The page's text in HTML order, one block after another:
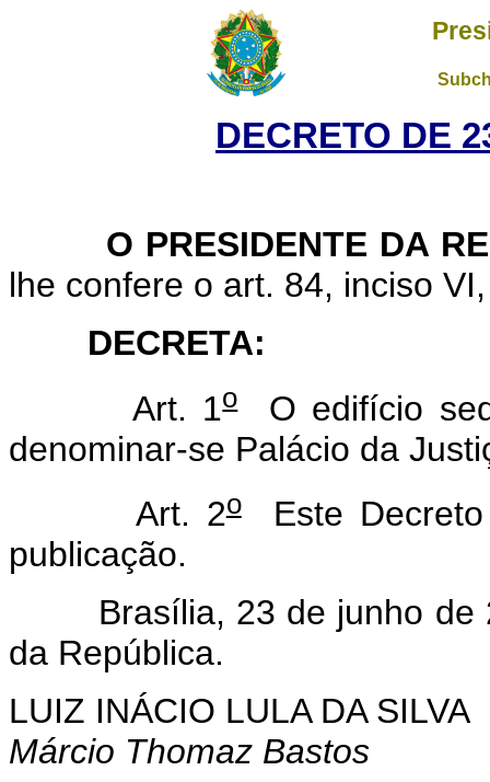
DECRETO DE
O PRESIDENTE DA
lhe confere o art. 84, inciso
DECRETA:
Art. 1oO edifício
denominar-se Palácio da
Art. 2oEste Decreto
publicação.
Brasília, 23 de junho de
da República.
LUIZ INÁCIO LULA DA SILVA
Márcio Thomaz Bastos